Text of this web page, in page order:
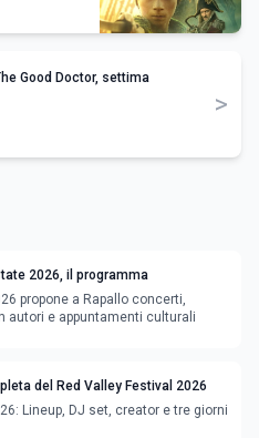
Good Doctor, settima
>
2026, il programma
propone a Rapallo concerti,
autori e appuntamenti culturali
del Red Valley Festival 2026
Lineup, DJ set, creator e tre giorni